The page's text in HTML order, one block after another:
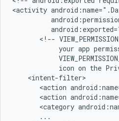
<activity
<!--
your app
icon on the
<action
<action
<category